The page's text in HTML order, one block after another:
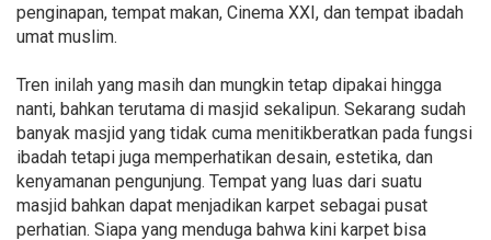
penginapan, tempat makan, Cinema XXI, dan tempat ibadah
umat muslim.
Tren inilah yang masih dan mungkin tetap dipakai hingga
nanti, bahkan terutama di masjid sekalipun. Sekarang sudah
banyak masjid yang tidak cuma menitikberatkan pada fungsi
ibadah tetapi juga memperhatikan desain, estetika, dan
kenyamanan pengunjung. Tempat yang luas dari suatu
masjid bahkan dapat menjadikan karpet sebagai pusat
perhatian. Siapa yang menduga bahwa kini karpet bisa